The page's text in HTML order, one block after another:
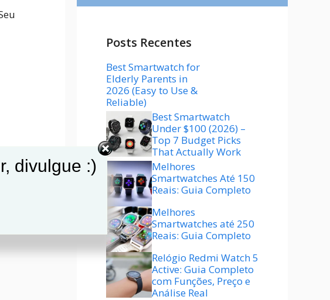
Posts Recentes
Best Smartwatch for
Elderly Parents in
2026 (Easy to Use &
Reliable)
Best Smartwatch
Under $100 (2026) –
Top 7 Budget Picks
That Actually Work
Melhores
Smartwatches Até 150
Reais: Guia Completo
Melhores
Smartwatches até 250
Reais: Guia Completo
Relógio Redmi Watch 5
Active: Guia Completo
com Funções, Preço e
Análise Real
divulgue :)